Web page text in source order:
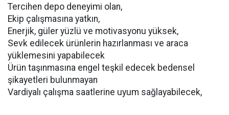
Tercihen depo deneyimi olan,
Ekip çalışmasına yatkın,
Enerjik, güler yüzlü ve motivasyonu yüksek,
Sevk edilecek ürünlerin hazırlanması ve araca
yüklemesini yapabilecek
Ürün taşınmasına engel teşkil edecek bedensel
şikayetleri bulunmayan
Vardiyalı çalışma saatlerine uyum sağlayabilecek,